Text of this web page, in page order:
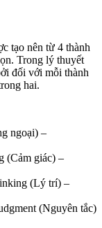
tạo nên từ 4 thành
Trong lý thuyết
đối với mỗi thành
hai.
ngoại) –
(Cảm giác) –
(Lý trí) –
(Nguyên tắc)